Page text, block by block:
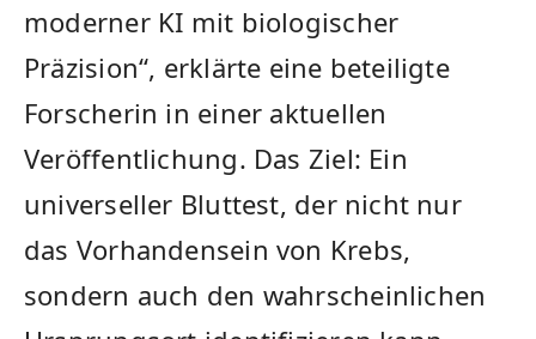
moderner KI mit biologischer
Präzision“, erklärte eine beteiligte
Forscherin in einer aktuellen
Veröffentlichung. Das Ziel: Ein
universeller Bluttest, der nicht nur
das Vorhandensein von Krebs,
sondern auch den wahrscheinlichen